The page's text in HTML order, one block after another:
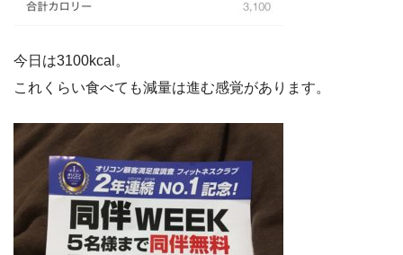
今日は3100kcal。
これくらい食べても減量は進む感覚があります。